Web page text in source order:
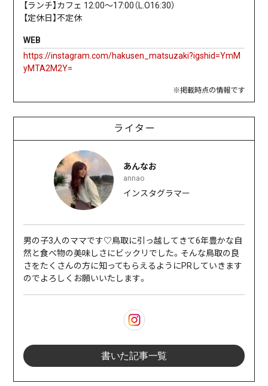
【ランチ】カフェ 12:00〜17:00（L.O16:30）
【定休日】不定休
WEB
https://instagram.com/hakusen_matsuzaki?igshid=YmM
yMTA2M2Y=
※掲載時点の情報です
ライター
あんなお
annao
インスタグラマー
男の子3人のママです♡鳥取に引っ越してきて6年豊かな自
然と食べ物の美味しさにビックリでした。そんな鳥取の良
さをたくさんの方に知ってもらえるようにPRしていきます
のでよろしくお願いいたします。
書いた記事一覧